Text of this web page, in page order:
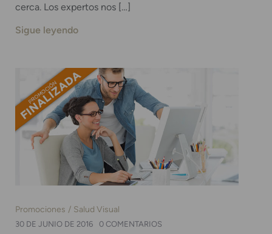
cerca. Los expertos nos […]
Sigue leyendo
Promociones Salud Visual
30 DE JUNIO DE 2016
0 COMENTARIOS